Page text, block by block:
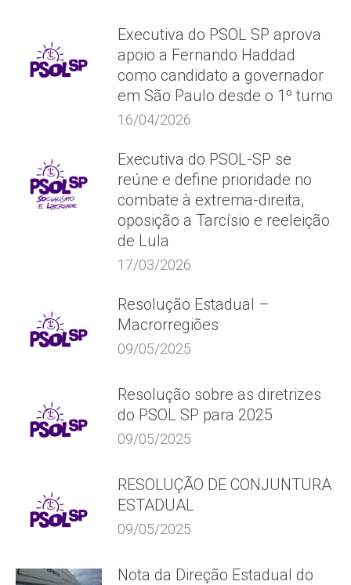
Executiva do PSOL SP aprova
apoio a Fernando Haddad
como candidato a governador
em São Paulo desde o 1º turno
16/04/2026
Executiva do PSOL-SP se
reúne e define prioridade no
combate à extrema-direita,
oposição a Tarcísio e reeleição
de Lula
17/03/2026
Resolução Estadual –
Macrorregiões
09/05/2025
Resolução sobre as diretrizes
do PSOL SP para 2025
09/05/2025
RESOLUÇÃO DE CONJUNTURA
ESTADUAL
09/05/2025
Nota da Direção Estadual do